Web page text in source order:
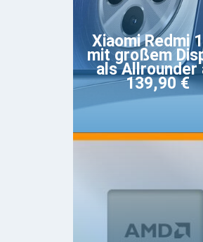
Xiaomi Redmi
mit großem
als Allrounder
139,90 €